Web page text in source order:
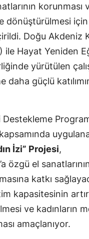
korunması
dönüştürülmesi
Doğu Akdeniz
ile Hayat Yeniden
yürütülen
daha güçlü
İzi” Projesi,
özgü el
katkı
kapasitesinin
ve kadınların
amaçlanıyor.